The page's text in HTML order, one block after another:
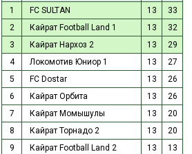
1 FC SULTAN 13
33
2
Кайрат Football Land 1 13
32
3
Кайрат Нархоз 2 13
29
4
Локомотив Юниор 1 13
27
5
FC Dostar 13
26
6
Кайрат Орбита 13
26
7
Кайрат Момышулы 13
20
8
Кайрат Торнадо 2 13
20
9
Кайрат Football Land 2 13
13